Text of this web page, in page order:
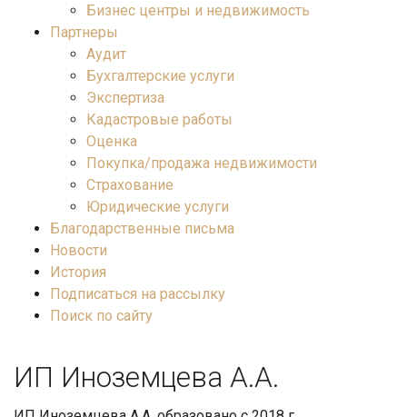
Бизнес центры и недвижимость
Партнеры
Аудит
Бухгалтерские услуги
Экспертиза
Кадастровые работы
Оценка
Покупка/продажа недвижимости
Страхование
Юридические услуги
Благодарственные письма
Новости
История
Подписаться на рассылку
Поиск по сайту
ИП Иноземцева А.А.